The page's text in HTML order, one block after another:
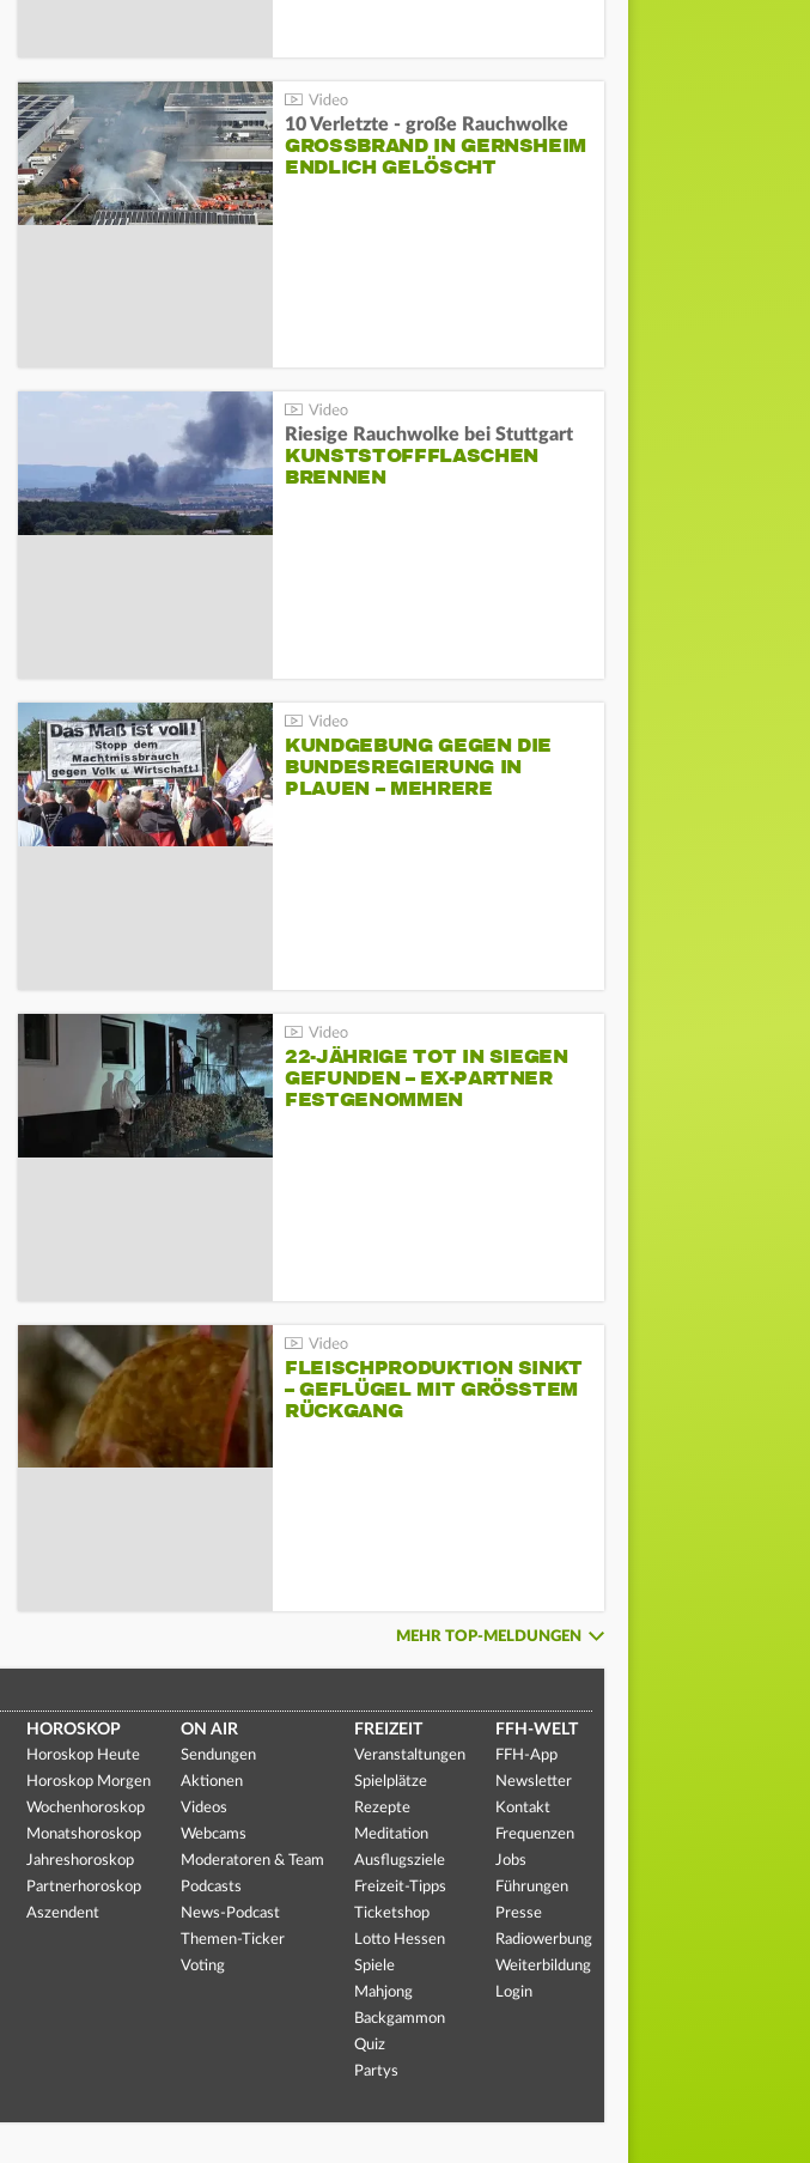
10 Verletzte - große Rauchwolke
GROSSBRAND IN GERNSHEIM E
NDLICH GELÖSCHT
Riesige Rauchwolke bei Stuttgart
KUNSTSTOFFFLASCHEN
BRENNEN
KUNDGEBUNG GEGEN DIE
BUNDESREGIERUNG IN
PLAUEN – MEHRERE
22-JÄHRIGE TOT IN SIEGEN
GEFUNDEN – EX-PARTNER
FESTGENOMMEN
FLEISCHPRODUKTION SINKT
– GEFLÜGEL MIT GRÖSSTEM R
ÜCKGANG
MEHR TOP-MELDUNGEN
HOROSKOP
Horoskop Heute
Horoskop Morgen
Wochenhoroskop
Monatshoroskop
Jahreshoroskop
Partnerhoroskop
Aszendent
ON AIR
Sendungen
Aktionen
Videos
Webcams
Moderatoren & Team
Podcasts
News-Podcast
Themen-Ticker
Voting
FREIZEIT
Veranstaltungen
Spielplätze
Rezepte
Meditation
Ausflugsziele
Freizeit-Tipps
Ticketshop
Lotto Hessen
Spiele
Mahjong
Backgammon
Quiz
Partys
FFH-WELT
FFH-App
Newsletter
Kontakt
Frequenzen
Jobs
Führungen
Presse
Radiowerbung
Weiterbildung
Login